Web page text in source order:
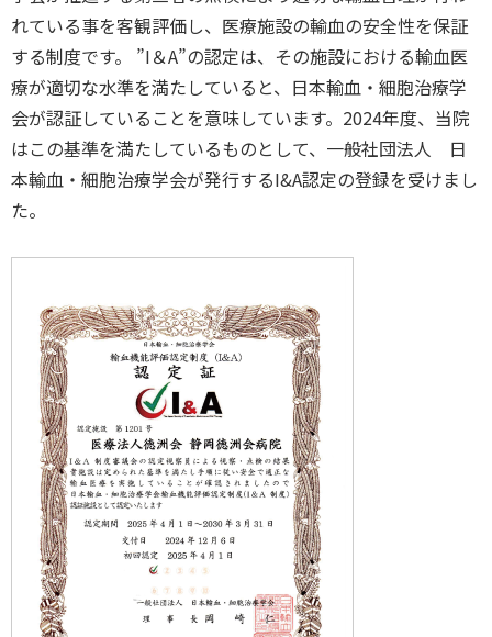
れている事を客観評価し、医療施設の輸血の安全性を保証
する制度です。 ”I＆A”の認定は、その施設における輸血医
療が適切な水準を満たしていると、日本輸血・細胞治療学
会が認証していることを意味しています。2024年度、当院
はこの基準を満たしているものとして、一般社団法人 日
本輸血・細胞治療学会が発行するI&A認定の登録を受けまし
た。